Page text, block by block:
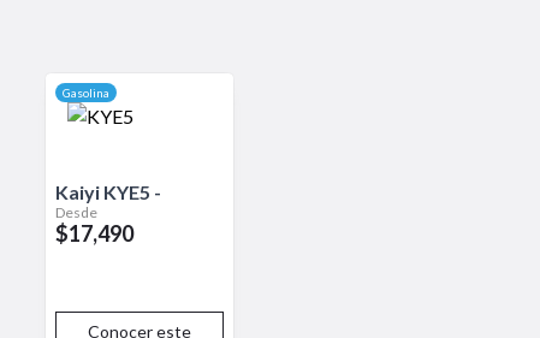
Gasolina
Kaiyi KYE5 -
Desde
$17,490
Conocer este